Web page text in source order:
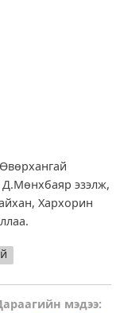
эзэлж,
Хархорин
мэдээ: